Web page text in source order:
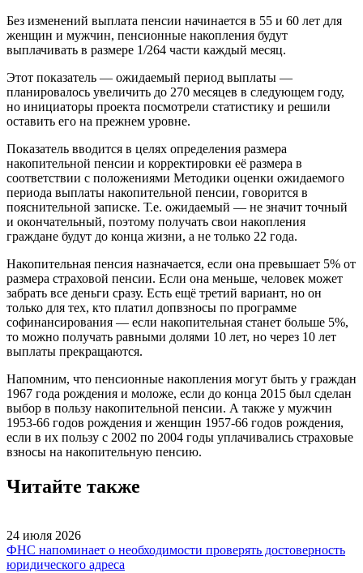
Без изменений выплата пенсии начинается в 55 и 60 лет для
женщин и мужчин, пенсионные накопления будут
выплачивать в размере 1/264 части каждый месяц.
Этот показатель — ожидаемый период выплаты —
планировалось увеличить до 270 месяцев в следующем году,
но инициаторы проекта посмотрели статистику и решили
оставить его на прежнем уровне.
Показатель вводится в целях определения размера
накопительной пенсии и корректировки её размера в
соответствии с положениями Методики оценки ожидаемого
периода выплаты накопительной пенсии, говорится в
пояснительной записке. Т.е. ожидаемый — не значит точный
и окончательный, поэтому получать свои накопления
граждане будут до конца жизни, а не только 22 года.
Накопительная пенсия назначается, если она превышает 5% от
размера страховой пенсии. Если она меньше, человек может
забрать все деньги сразу. Есть ещё третий вариант, но он
только для тех, кто платил допвзносы по программе
софинансирования — если накопительная станет больше 5%,
то можно получать равными долями 10 лет, но через 10 лет
выплаты прекращаются.
Напомним, что пенсионные накопления могут быть у граждан
1967 года рождения и моложе, если до конца 2015 был сделан
выбор в пользу накопительной пенсии. А также у мужчин
1953-66 годов рождения и женщин 1957-66 годов рождения,
если в их пользу с 2002 по 2004 годы уплачивались страховые
взносы на накопительную пенсию.
Читайте также
24 июля 2026
ФНС напоминает о необходимости проверять достоверность
юридического адреса